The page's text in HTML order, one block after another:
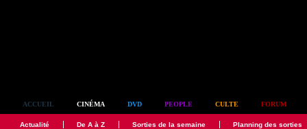
ACCUEIL CINÉMA DVD PEOPLE CULTE FORUM
Actualité De A à Z Sorties de la semaine Planning des sorties